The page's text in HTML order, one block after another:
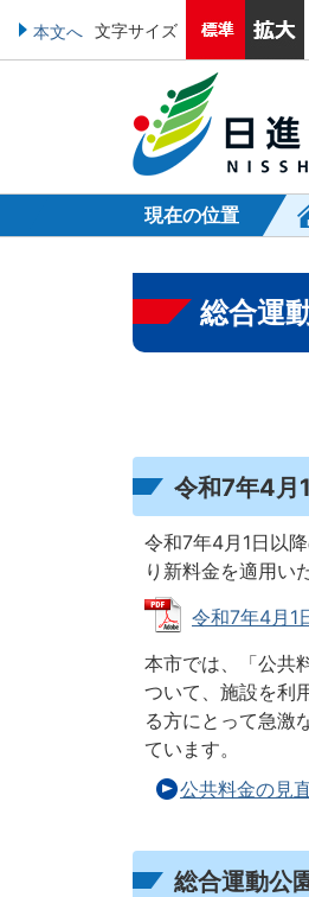
本文へ 文字サイズ
現在の位置
総合運
令和7年4月
令和7年4月1日以
り新料金を適用い
令和7年4月1
本市では、「公共
ついて、施設を利
る方にとって急激
ています。
公共料金の見
総合運動公